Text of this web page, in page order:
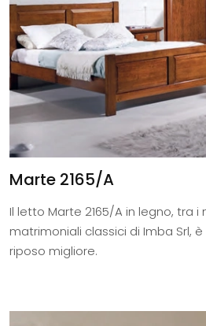
Marte 2165/A
Il letto Marte 2165/A in legno, tra
matrimoniali classici di Imba Srl,
riposo migliore.